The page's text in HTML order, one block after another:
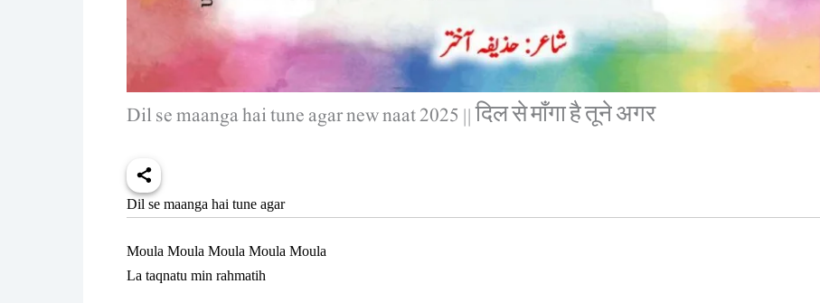
Dil se maanga hai tune agar new naat 2025 || दिल से माँगा है तूने अगर
Dil se maanga hai tune agar
Moula Moula Moula Moula Moula
La taqnatu min rahmatih